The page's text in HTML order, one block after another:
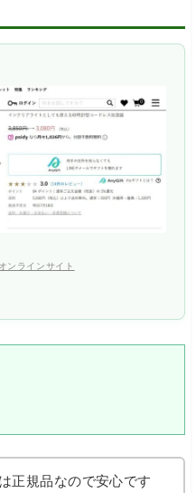
ンラインサイト
正規品なので安心です